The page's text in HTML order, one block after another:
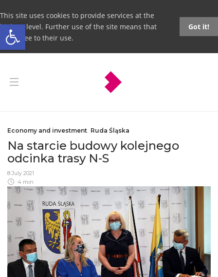
Open toolbar
This site uses cookies to provide services at the
highest level. Further use of the site means that
you agree to their use.
Got it!
Economy and investment, Ruda Śląska
Na starcie budowy kolejnego
odcinka trasy N-S
8 July 2021
4 min